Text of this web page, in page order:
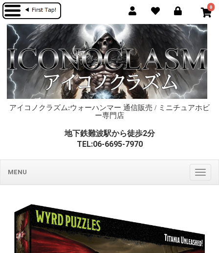
0
アイコノクラズム:ウォーハンマー 通信販売 / ミニチュアホビ
ー専門店
地下鉄難波駅から徒歩2分
TEL:06-6695-7970
MENU